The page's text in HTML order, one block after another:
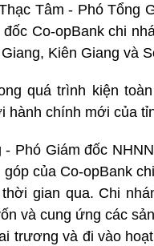
Tâm - Phó Tổng
Co-opBank chi
Kiên Giang và
quá trình kiện
hành chính mới của
Phó Giám đốc
của Co-opBank
gian qua. Chi
và cung ứng các
trương và đi vào